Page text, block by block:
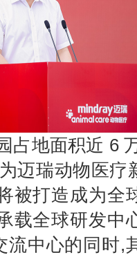
占地面积近 6
迈瑞动物医疗
被打造成为全
载全球研发中
流中心的同时,